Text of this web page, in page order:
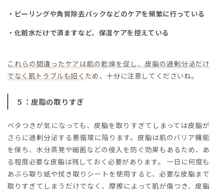
・ピーリングや角質除去パックなどのケアを頻繁に行っている
・化粧水だけで済ますなど、保湿ケアを控えている
これらの間違ったケアは肌の乾燥を促し、皮脂の過剰分泌だけ
でなく肌トラブルも招くため、十分に注意してくださいね。
５：皮脂の取りすぎ
ベタつきが気になっても、皮脂を取りすぎてしまっては皮脂が
さらに過剰分泌する悪循環に陥ります。皮脂は肌のバリア機能
を保ち、水分蒸発や細菌などの侵入を防ぐ効果もあるため、あ
る程度必要な皮脂は残しておく必要があります。 一日に何度も
あぶら取り紙や拭き取りシートを使用すると、必要な皮脂まで
取りすぎてしまうだけでなく、摩擦によって肌が傷つき、皮脂